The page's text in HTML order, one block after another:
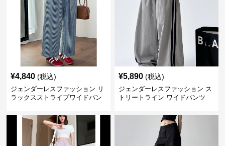
¥4,840 (税込)
ジェンダーレスファッション リ
ラックスストライプワイドパン
¥5,890 (税込)
ジェンダーレスファッション ス
トリートライン ワイドパンツ